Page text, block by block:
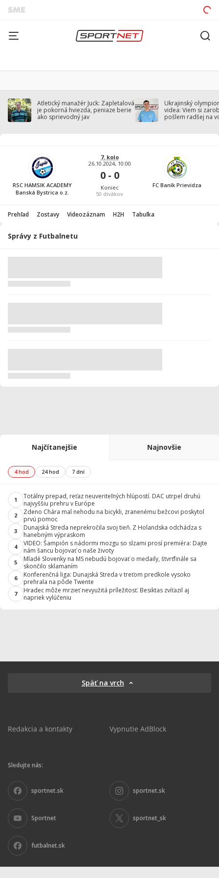
Atletický manažér Juck: Zapletalová
je pokorná hviezda, peniaze berie
ako sprievodný jav
Ukrajinský
videa: Viem si
pošlem radšej na
RSC HAMSIK ACADEMY
Banská Bystrica o.z.
7. kolo
26.10.2024, 10:00
0 - 0
Koniec
50 divákov
FC Baník Prievidza
Prehľad Zostavy Videozáznam H2H Tabuľka
Správy z Futbalnetu
Najčítanejšie Najnovšie
4 hod 24 hod 7 dní
1
Totálny prepad, reťaz neuveriteľných hlúpostí. DAC utrpel druhú
najvyššiu prehru v Európe
2
Zdeno Chára mal nehodu na bicykli, zranenému bežcovi poskytol
prvú pomoc
3
Dunajská Streda neprekročila svoj tieň. Z Holandska odchádza s
hanebným výpraskom
4
VIDEO: Šampión s nádormi mozgu so slzami prosí premiéra: Dajte
nám šancu bojovať o naše životy
5
Mladé Slovenky na MS nebudú bojovať o medaily, štvrťfinále sa
skončilo sklamaním
6
Konferenčná liga: Dunajská Streda v treťom predkole vysoko
prehrala na pôde Twente
7
Hradec môže mrzieť nevyužitá príležitosť. Besiktas zvíťazil aj
napriek vylúčeniu
Späť na vrch
Redakcia a kontakty Vypnutie AdBlock
Sledujte nás:
sportnet.sk sportnet.sk
Sportnet sportnet_sk
futbalnet.sk